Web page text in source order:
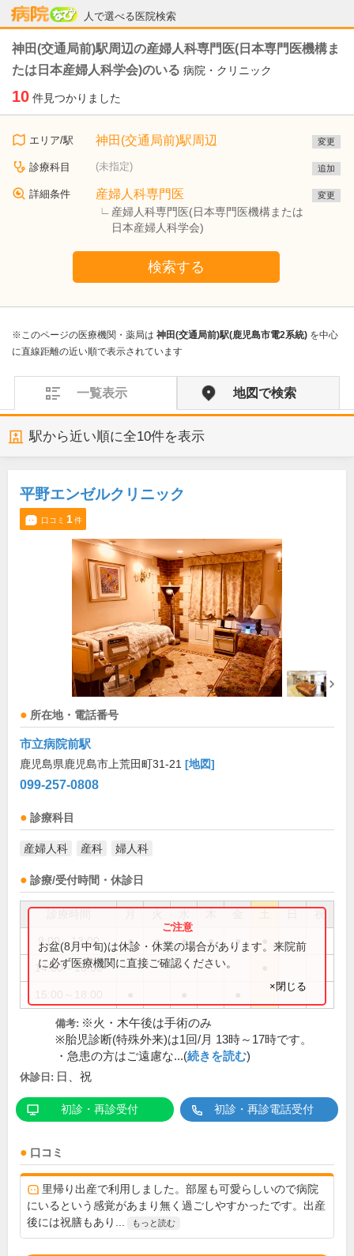
人で選べる医院検索
病院なび
神田(交通局前)駅周辺の産婦人科専門医(日本専門医機構ま
たは日本産婦人科学会)のいる 病院・クリニック
10 件見つかりました
エリア/駅 神田(交通局前)駅周辺 変更
診療科目 (未指定) 追加
詳細条件 産婦人科専門医
産婦人科専門医(日本専門医機構または
日本産婦人科学会)
変更
検索する
※このページの医療機関・薬局は 神田(交通局前)駅(鹿児島市電2系統) を中心
に直線距離の近い順で表示されています
一覧表示 地図で検索
駅から近い順に全10件を表示
平野エンゼルクリニック
口コミ 1件
所在地・電話番号
市立病院前駅
鹿児島県鹿児島市上荒田町31-21 [地図]
099-257-0808
診療科目
産婦人科 産科 婦人科
診療/受付時間・休診日
祝
9:00～13:00 ● ● ● ● ●
14:00～16:00
お盆(8月中旬)は休診・休業の場合があります。来院前
に必ず医療機関に直接ご確認ください。
×閉じる
備考: ※火・木午後は手術のみ
※胎児診断(特殊外来)は1回/月 13時～17時です。
・急患の方はご遠慮な...(続きを読む)
休診日: 日、祝
初診・再診受付 初診・再診電話受付
口コミ
里帰り出産で利用しました。部屋も可愛らしいので病院
にいるという感覚があまり無く過ごしやすかったです。出産
後には祝膳もあり...
もっと読む